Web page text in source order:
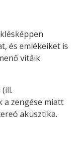
és emlékeiket is
vitáik
a zengése miatt
akusztika.